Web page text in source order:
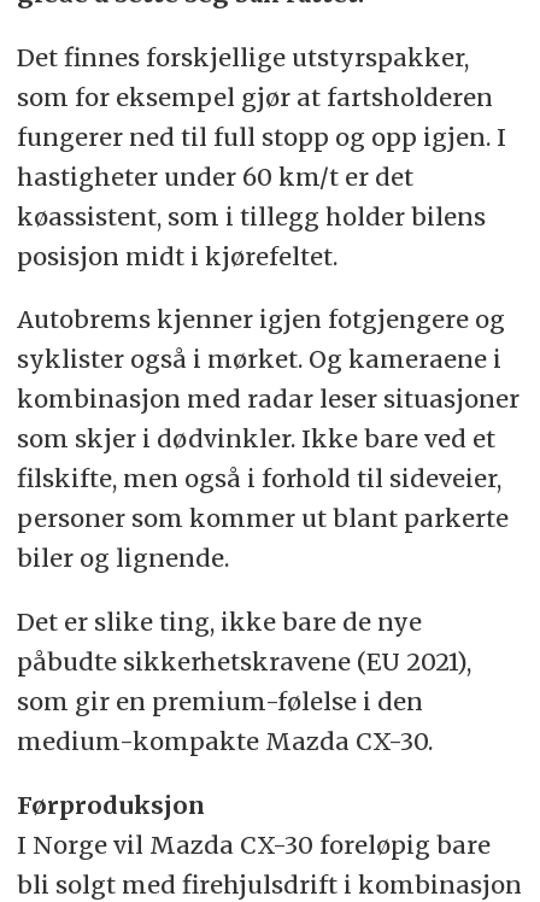
Det finnes forskjellige utstyrspakker,
som for eksempel gjør at fartsholderen
fungerer ned til full stopp og opp igjen. I
hastigheter under 60 km/t er det
køassistent, som i tillegg holder bilens
posisjon midt i kjørefeltet.
Autobrems kjenner igjen fotgjengere og
syklister også i mørket. Og kameraene i
kombinasjon med radar leser situasjoner
som skjer i dødvinkler. Ikke bare ved et
filskifte, men også i forhold til sideveier,
personer som kommer ut blant parkerte
biler og lignende.
Det er slike ting, ikke bare de nye
påbudte sikkerhetskravene (EU 2021),
som gir en premium-følelse i den
medium-kompakte Mazda CX-30.
Førproduksjon
I Norge vil Mazda CX-30 foreløpig bare
bli solgt med firehjulsdrift i kombinasjon